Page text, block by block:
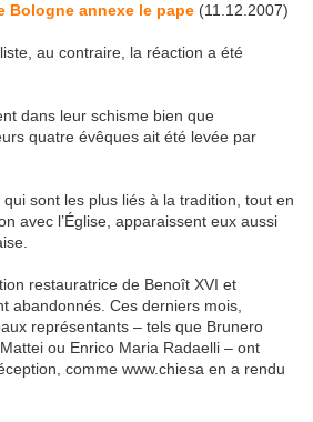
Bologne annexe le pape (11.12.2007)
au contraire, la réaction a été
dans leur schisme bien que
quatre évêques ait été levée par
sont les plus liés à la tradition, tout en
avec l’Église, apparaissent eux aussi
restauratrice de Benoît XVI et
abandonnés. Ces derniers mois,
représentants – tels que Brunero
ou Enrico Maria Radaelli – ont
comme www.chiesa en a rendu